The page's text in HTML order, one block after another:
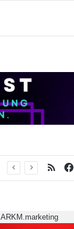
RSS
ARKM.marketing